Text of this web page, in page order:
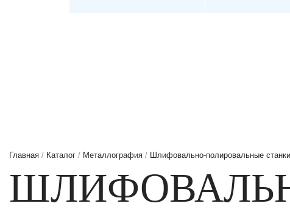
Главная / Каталог / Металлография / Шлифовально-полировальные станки